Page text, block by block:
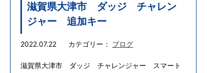
滋賀県大津市 ダッジ チャレン
ジャー 追加キー
2022.07.22 カテゴリー： ブログ
滋賀県大津市 ダッジ チャレンジャー スマート